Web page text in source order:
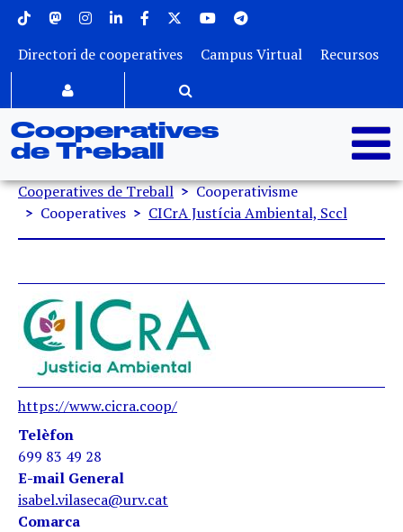
Vés al contingut
Menu superior
Directori de cooperatives Campus Virtual Recursos
Cooperatives
de Treball
Fil d'ariadna
Cooperatives de Treball
Cooperativisme
Cooperatives
CICrA Justícia Ambiental, Sccl
https://www.cicra.coop/
Telèfon
699 83 49 28
E-mail General
isabel.vilaseca@urv.cat
Comarca